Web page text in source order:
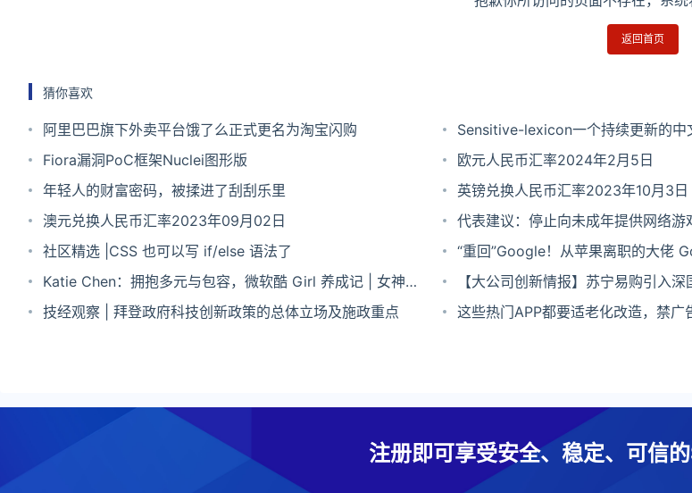
返回首页
猜你喜欢
阿里巴巴旗下外卖平台饿了么正式更名为淘宝闪购
Sensitive-lexicon一个持续更新的中
开发者和内容审核者快速识别并过滤
Fiora漏洞PoC框架Nuclei图形版
欧元人民币汇率2024年2月5日
年轻人的财富密码，被揉进了刮刮乐里
英镑兑换人民币汇率2023年10月3日
澳元兑换人民币汇率2023年09月02日
代表建议：停止向未成年提供网络游
社区精选 |CSS 也可以写 if/else 语法了
“重回”Google！从苹果离职的大佬
DeepMind 继续远程办公
Katie Chen：拥抱多元与包容，微软酷 Girl 养成记 | 女神节
特辑
【大公司创新情报】​苏宁易购引入
技经观察 | 拜登政府科技创新政策的总体立场及施政重点
这些热门APP都要适老化改造，禁广
注册即可享受安全、稳定、可信